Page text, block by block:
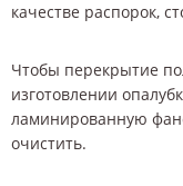
качестве распорок,
Чтобы перекрытие
изготовлении
ламинированную
очистить.